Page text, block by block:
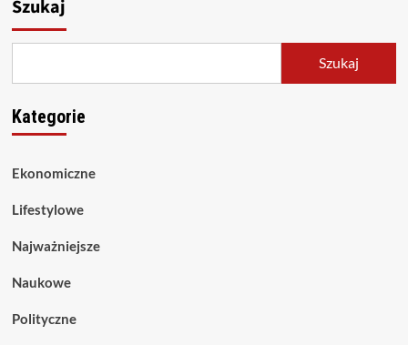
Szukaj
Szukaj
Kategorie
Ekonomiczne
Lifestylowe
Najważniejsze
Naukowe
Polityczne